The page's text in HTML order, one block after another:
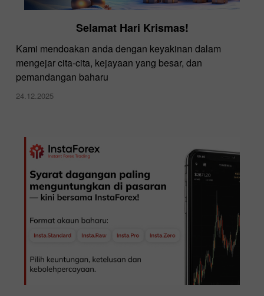
Selamat Hari Krismas!
Kami mendoakan anda dengan keyakinan dalam
mengejar cita-cita, kejayaan yang besar, dan
pemandangan baharu
24.12.2025